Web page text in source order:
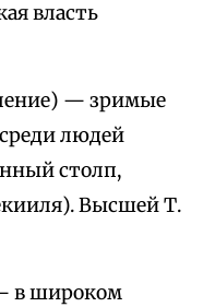
власть
— зримые
людей
столп,
Высшей Т.
в широком